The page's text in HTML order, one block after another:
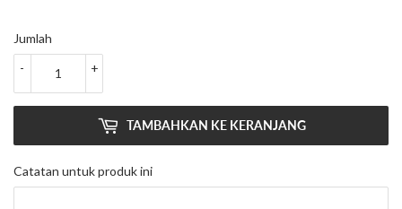
Jumlah
+
-
TAMBAHKAN KE KERANJANG
Catatan untuk produk ini